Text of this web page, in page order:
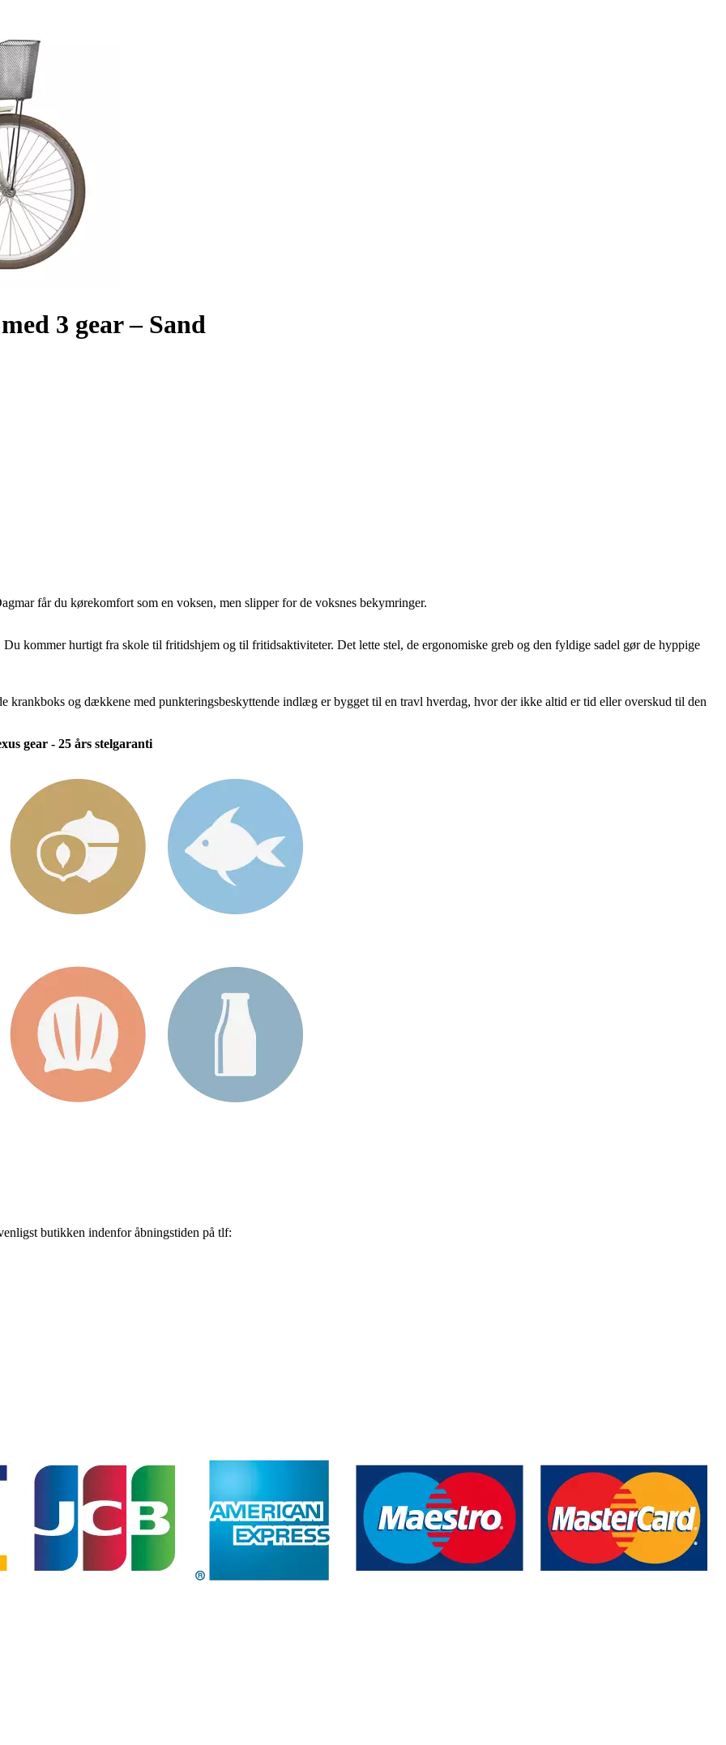
3 gear – Sand
får du kørekomfort som en voksen, men slipper for de voksnes bekymringer.
kommer hurtigt fra skole til fritidshjem og til fritidsaktiviteter. Det lette stel, de ergonomiske greb og den fyldige sadel gør de hyppige
krankboks og dækkene med punkteringsbeskyttende indlæg er bygget til en travl hverdag, hvor der ikke altid er tid eller overskud til den
gear - 25 års stelgaranti
butikken indenfor åbningstiden på tlf: